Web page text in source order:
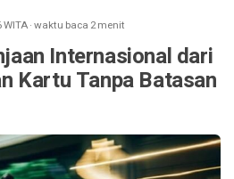
WITA·waktu baca 2 menit
Internasional dari
Kartu Tanpa Batasan